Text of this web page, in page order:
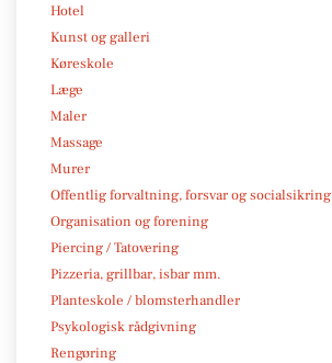
Hotel
Kunst og galleri
Køreskole
Læge
Maler
Massage
Murer
Offentlig forvaltning, forsvar og socialsikring
Organisation og forening
Piercing / Tatovering
Pizzeria, grillbar, isbar mm.
Planteskole / blomsterhandler
Psykologisk rådgivning
Rengøring